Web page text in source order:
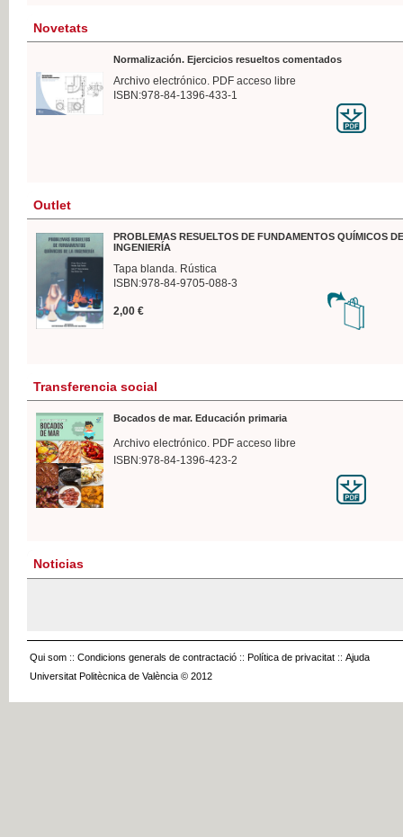
Novetats
Normalización. Ejercicios resueltos comentados
Archivo electrónico. PDF acceso libre
ISBN:978-84-1396-433-1
Outlet
PROBLEMAS RESUELTOS DE FUNDAMENTOS QUÍMICOS
INGENIERÍA
Tapa blanda. Rústica
ISBN:978-84-9705-088-3
2,00 €
Transferencia social
Bocados de mar. Educación primaria
Archivo electrónico. PDF acceso libre
ISBN:978-84-1396-423-2
Noticias
Qui som :: Condicions generals de contractació :: Política de privacitat :: Ajuda
Universitat Politècnica de València © 2012